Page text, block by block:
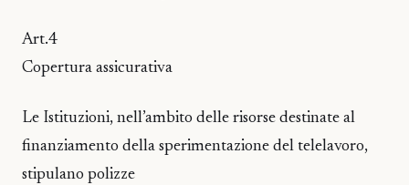
Art.4
Copertura assicurativa
Le Istituzioni, nell’ambito delle risorse destinate al
finanziamento della sperimentazione del telelavoro,
stipulano polizze